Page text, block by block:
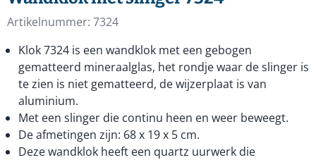
Artikelnummer: 7324
Klok 7324 is een wandklok met een gebogen
gematteerd mineraalglas, het rondje waar de slinger is
te zien is niet gematteerd, de wijzerplaat is van
aluminium.
Met een slinger die continu heen en weer beweegt.
De afmetingen zijn: 68 x 19 x 5 cm.
Deze wandklok heeft een quartz uurwerk die